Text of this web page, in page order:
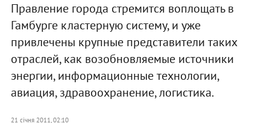
Правление города стремится воплощать в
Гамбурге кластерную систему, и уже
привлечены крупные представители таких
отраслей, как возобновляемые источники
энергии, информационные технологии,
авиация, здравоохранение, логистика.
21 січня 2011, 02:10